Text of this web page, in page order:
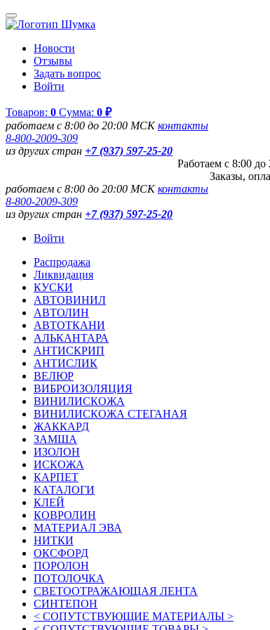
Новости
Отзывы
Задать вопрос
Войти
Товаров: 0 Сумма: 0 ₽
работаем с 8:00 до 20:00 МСКконтакты
8-800-2009-309
из других стран +7 (937) 597-25-20
Работаем с 8:00
Заказы,
работаем с 8:00 до 20:00 МСКконтакты
8-800-2009-309
из других стран +7 (937) 597-25-20
Войти
Распродажа
Ликвидация
КУСКИ
АВТОВИНИЛ
АВТОЛИН
АВТОТКАНИ
АЛЬКАНТАРА
АНТИСКРИП
АНТИСЛИК
ВЕЛЮР
ВИБРОИЗОЛЯЦИЯ
ВИНИЛИСКОЖА
ВИНИЛИСКОЖА СТЕГАНАЯ
ЖАККАРД
ЗАМША
ИЗОЛОН
ИСКОЖА
КАРПЕТ
КАТАЛОГИ
КЛЕЙ
КОВРОЛИН
МАТЕРИАЛ ЭВА
НИТКИ
ОКСФОРД
ПОРОЛОН
ПОТОЛОЧКА
СВЕТООТРАЖАЮЩАЯ ЛЕНТА
СИНТЕПОН
< СОПУТСТВУЮЩИЕ МАТЕРИАЛЫ >